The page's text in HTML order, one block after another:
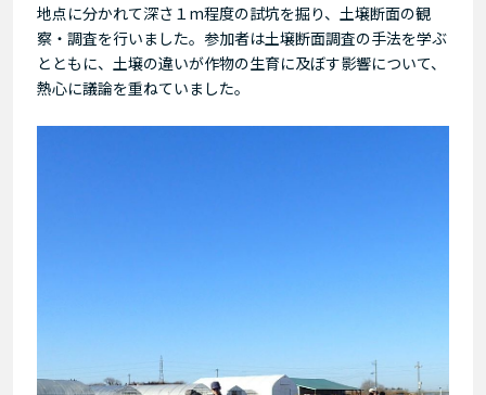
地点に分かれて深さ１m程度の試坑を掘り、土壌断面の観
察・調査を行いました。参加者は土壌断面調査の手法を学ぶ
とともに、土壌の違いが作物の生育に及ぼす影響について、
熱心に議論を重ねていました。